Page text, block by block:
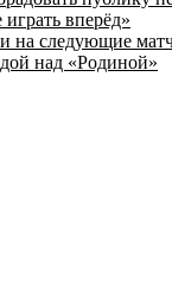
вперёд»
на следующие
над «Родиной»